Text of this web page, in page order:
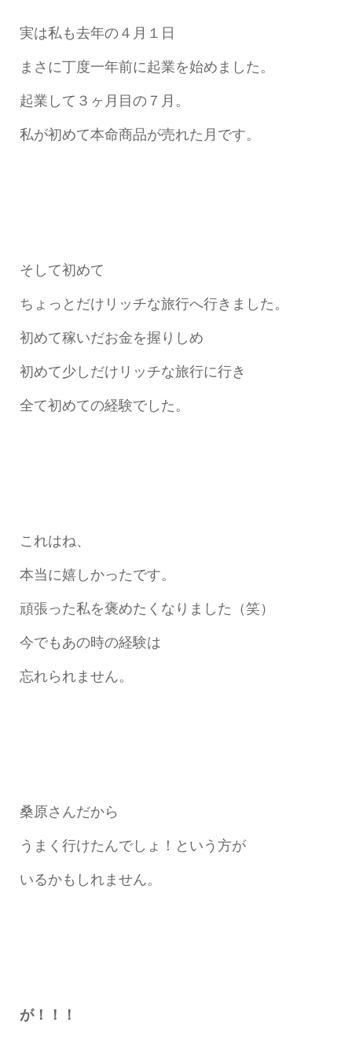
実は私も去年の４月１日
まさに丁度一年前に起業を始めました。
起業して３ヶ月目の７月。
私が初めて本命商品が売れた月です。
そして初めて
ちょっとだけリッチな旅行へ行きました。
初めて稼いだお金を握りしめ
初めて少しだけリッチな旅行に行き
全て初めての経験でした。
これはね、
本当に嬉しかったです。
頑張った私を褒めたくなりました（笑）
今でもあの時の経験は
忘れられません。
桑原さんだから
うまく行けたんでしょ！という方が
いるかもしれません。
が！！！